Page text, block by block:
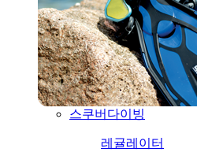
스쿠버다이빙
레귤레이터